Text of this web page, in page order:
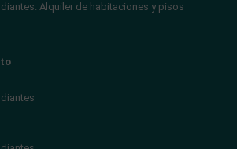
Alquiler de habitaciones y pisos